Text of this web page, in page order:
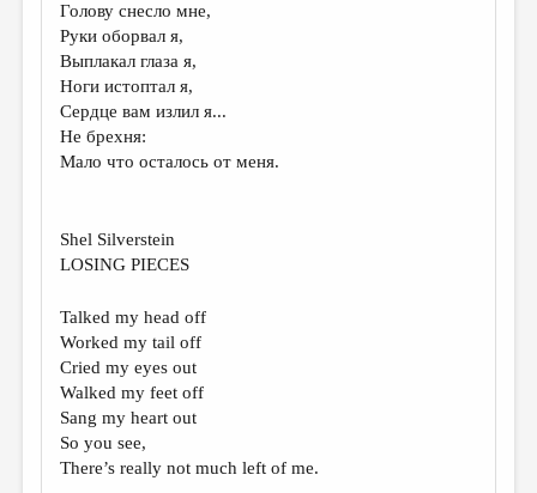
ПРАВИЛА САЙТА
ОТДЕЛЫ И РУБРИКИ
ИЗБРАННОЕ
ДАЙДЖЕСТ
ПЕРЕВОДЫ
ДЕТСКАЯ КОМНАТА
КНИЖНАЯ ПОЛКА
ОБЗОР ЛИТЕРАТУРЫ
СТРАНИЦЫ ПАМЯТИ
Голову снесло мне,
Руки оборвал я,
Выплакал глаза я,
Ноги истоптал я,
Сердце вам излил я...
Не брехня:
Мало что осталось от меня.
Shel Silverstein
LOSING PIECES
Talked my head off
Worked my tail off
Cried my eyes out
Walked my feet off
Sang my heart out
So you see,
There’s really not much left of me.